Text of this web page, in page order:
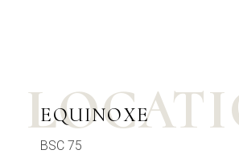
EQUINOXE
BSC 75